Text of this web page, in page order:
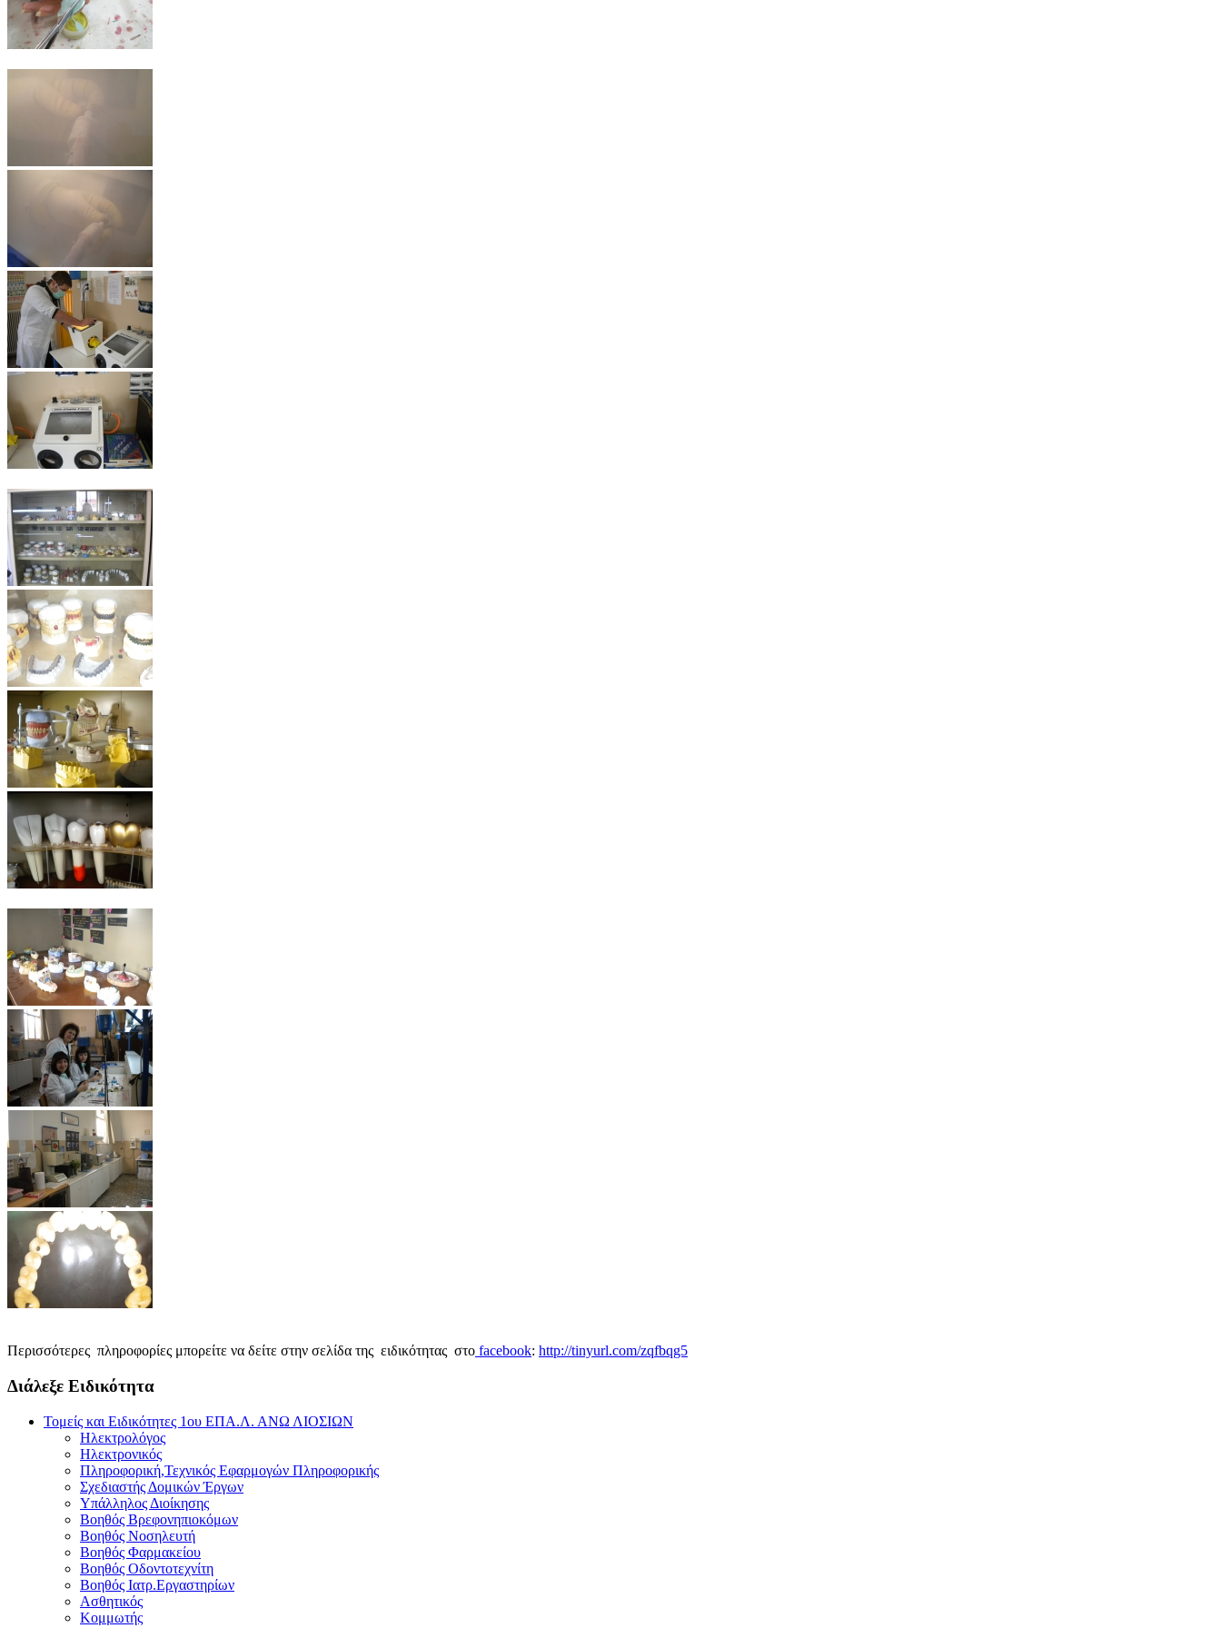
Περισσότερες πληροφορίες μπορείτε να δείτε στην σελίδα της ειδικότητας στο facebook: http://tinyurl.com/zqfbqg5
Διάλεξε Ειδικότητα
Τομείς και Ειδικότητες 1ου ΕΠΑ.Λ. ΑΝΩ ΛΙΟΣΙΩΝ
Ηλεκτρολόγος
Ηλεκτρονικός
Πληροφορική,Τεχνικός Εφαρμογών Πληροφορικής
Σχεδιαστής Δομικών Έργων
Υπάλληλος Διοίκησης
Βοηθός Βρεφονηπιοκόμων
Βοηθός Νοσηλευτή
Βοηθός Φαρμακείου
Βοηθός Οδοντοτεχνίτη
Βοηθός Ιατρ.Εργαστηρίων
Ασθητικός
Κομμωτής